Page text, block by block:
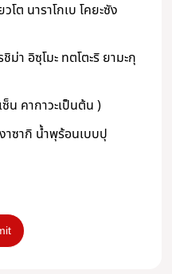
ต นาราโกเบ โคยะซัง
ม่า อิซุโมะ ทตโตะริ ยามะกุ
น คากาวะเป็นต้น )
าซากิ น้ำพุร้อนเบบปุ